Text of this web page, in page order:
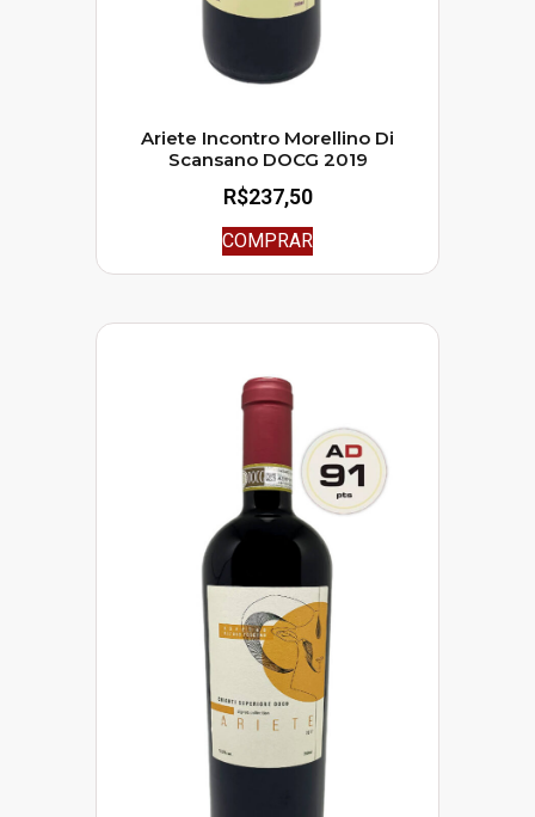
Ariete Incontro Morellino Di
Scansano DOCG 2019
R$237,50
COMPRAR